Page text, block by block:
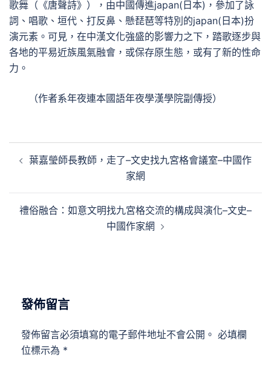
歌舞（《唐聲詩》），由中國傳進japan(日本)，參加了詠
詞、唱歌、垣代、打反鼻、懸琵琶等特別的japan(日本)扮
演元素。可見，在中漢文化強盛的影響力之下，踏歌逐步與
各地的平易近族風氣融會，或保存原生態，或有了新的性命
力。
（作者系年夜連本國語年夜學漢學院副傳授）
章
覽
葉嘉瑩師長教師，走了–文史找九宮格會議室–中國作
家網
禮俗融合：如意文明找九宮格交流的構成與演化–文史–
中國作家網
發佈留言
發佈留言必須填寫的電子郵件地址不會公開。 必填欄
位標示為 *